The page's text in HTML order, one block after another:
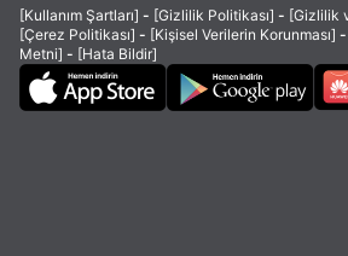
[Kullanım Şartları] - [Gizlilik Politikası] - [Gizlilik
[Çerez Politikası] - [Kişisel Verilerin Korunması] -
Metni] - [Hata Bildir]